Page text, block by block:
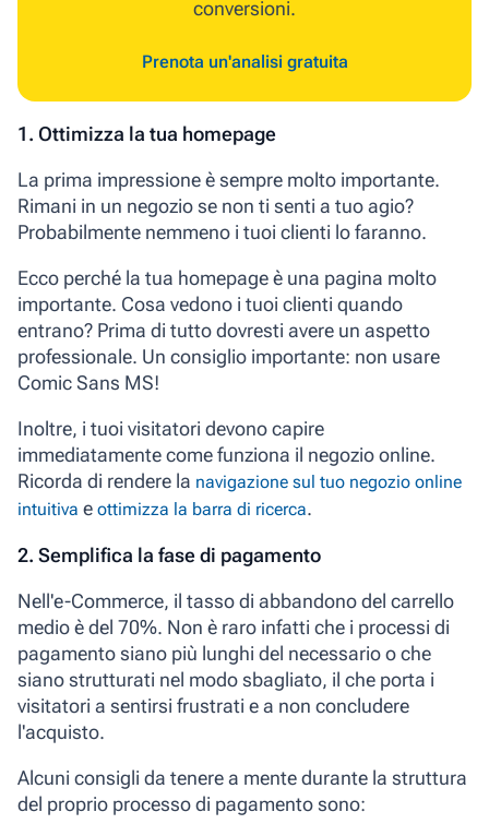
conversioni.
Prenota un'analisi gratuita
1. Ottimizza la tua homepage
La prima impressione è sempre molto importante.
Rimani in un negozio se non ti senti a tuo agio?
Probabilmente nemmeno i tuoi clienti lo faranno.
Ecco perché la tua homepage è una pagina molto
importante. Cosa vedono i tuoi clienti quando
entrano? Prima di tutto dovresti avere un aspetto
professionale. Un consiglio importante: non usare
Comic Sans MS!
Inoltre, i tuoi visitatori devono capire
immediatamente come funziona il negozio online.
Ricorda di rendere la navigazione sul tuo negozio online
intuitiva e ottimizza la barra di ricerca.
2. Semplifica la fase di pagamento
Nell'e-Commerce, il tasso di abbandono del carrello
medio è del 70%. Non è raro infatti che i processi di
pagamento siano più lunghi del necessario o che
siano strutturati nel modo sbagliato, il che porta i
visitatori a sentirsi frustrati e a non concludere
l'acquisto.
Alcuni consigli da tenere a mente durante la struttura
del proprio processo di pagamento sono: